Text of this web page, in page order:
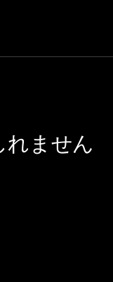
れません